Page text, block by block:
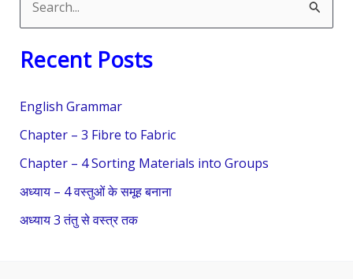
a
c
h
f
o
Recent Posts
English Grammar
Chapter – 3 Fibre to Fabric
Chapter – 4 Sorting Materials into Groups
अध्याय – 4 वस्तुओं के समूह बनाना
अध्याय 3 तंतु से वस्त्र तक